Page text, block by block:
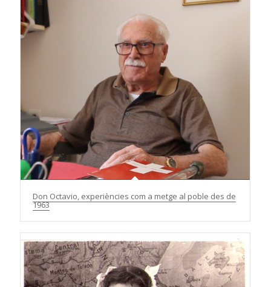
Don Octavio, experiències com a metge al poble des de
1963